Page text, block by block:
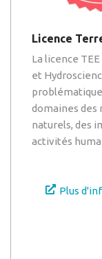
Licence
La licence
et
domaines des
naturels, des
activités
Plus